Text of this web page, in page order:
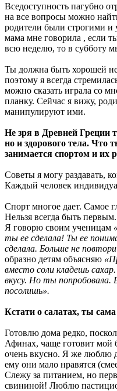
Вседоступность пагубно
на все вопросы можно
родители были строгими
мама мне говорила , если
всю неделю, то в субботу
Ты должна быть хорошей
поэтому я всегда
можно сказать играла со
планку. Сейчас я вижу,
манипулируют ими.
Не зря в Древней Греции
но и здорового тела. Что
занимается спортом и их
Советы я могу раздавать,
Каждый человек
Спорт многое дает. Самое
Нельзя всегда быть
Я говорю своим ученицам
ты ее сделала! Ты ее
сделала. Больше не
образно детям объясняю
вместо соли кладешь
вкусу. Но ты попробовала.
посолишь».
Кстати о салатах, ты
Готовлю дома редко,
Афинах, чаще готовит мой
очень вкусно. Я же люблю
ему они мало нравятся
Слежу за питанием, но
свининой! Люблю